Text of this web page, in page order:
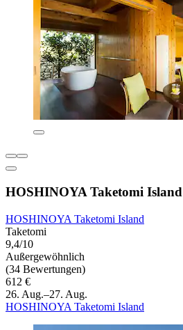
HOSHINOYA Taketomi Island
HOSHINOYA Taketomi Island
Taketomi
9,4/10
Außergewöhnlich
(34 Bewertungen)
612 €
26. Aug.–27. Aug.
HOSHINOYA Taketomi Island